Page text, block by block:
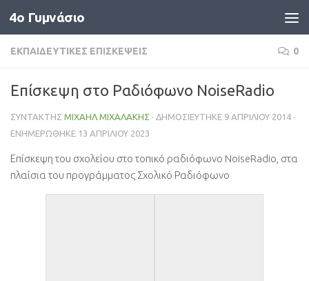
Skip to content
4o Γυμνάσιο
ΕΚΠΑΙΔΕΥΤΙΚΈΣ ΕΠΙΣΚΈΨΕΙΣ 0
Επίσκεψη στο Ραδιόφωνο NoiseRadio
ΣΥΝΤΆΚΤΗΣ ΜΙΧΑΉΛ ΜΙΧΑΛΆΚΗΣ · ΔΗΜΟΣΙΕΎΤΗΚΕ 9 ΑΠΡΙΛΊΟΥ 2014 ·
ΕΝΗΜΕΡΏΘΗΚΕ 13 ΑΠΡΙΛΊΟΥ 2023
Επίσκεψη του σχολείου στο τοπικό ραδιόφωνο NoiseRadio, στα
πλαίσια του προγράμματος Σχολικό Ραδιόφωνο